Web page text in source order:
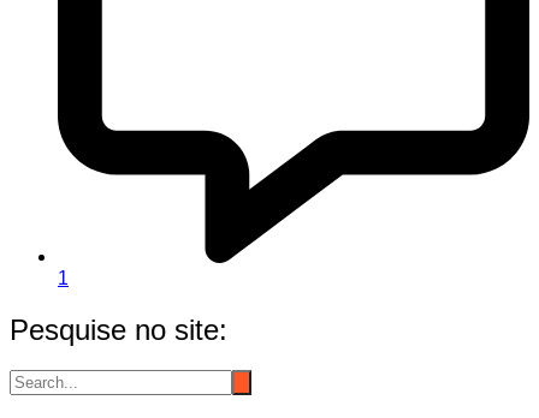
1
Pesquise no site: